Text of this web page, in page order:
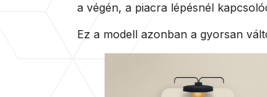
a végén, a piacra lépésnél
Ez a modell azonban a gyorsan